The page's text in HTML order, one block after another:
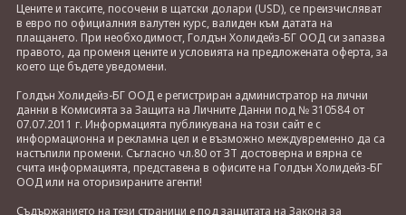
Цените и таксите, посочени в щатски долари (USD), се преизчисляват
в евро по официалния валутен курс, валиден към датата на
плащането. При необходимост, Голдън Холидейз-БГ ООД си запазва
правото, да променя цените и условията на предложената оферта, за
което ще бъдете уведомени.
Голдън Холидейз-БГ ООД е регистриран администратор на лични
данни в Комисията за Защита на Личните Данни под № 310584 от
07.07.2011 г. Информацията публикувана на този сайт е с
информационна и рекламна цел и е възможно междувременно да са
настъпили промени. Съгласно чл.80 от ЗТ достоверна и вярна се
счита информацията, представена в офисите на Голдън Холидейз-БГ
ООД или на оторизираните агенти!
Съдържанието на тези страници е под защитата на Закона за